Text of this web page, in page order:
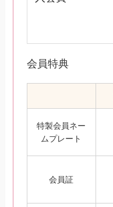
会員特典
特製会員ネー
ムプレート
会員証